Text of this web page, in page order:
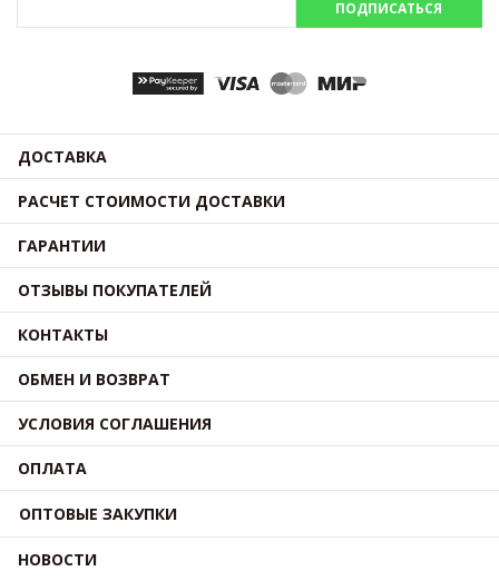
ПОДПИСАТЬСЯ
ДОСТАВКА
РАСЧЕТ СТОИМОСТИ ДОСТАВКИ
ГАРАНТИИ
ОТЗЫВЫ ПОКУПАТЕЛЕЙ
КОНТАКТЫ
ОБМЕН И ВОЗВРАТ
УСЛОВИЯ СОГЛАШЕНИЯ
ОПЛАТА
ОПТОВЫЕ ЗАКУПКИ
НОВОСТИ